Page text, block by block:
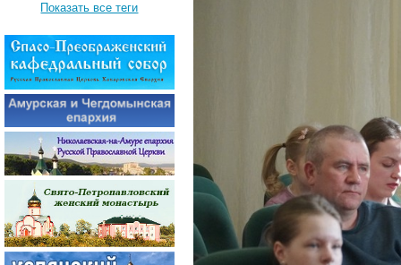
Показать все теги